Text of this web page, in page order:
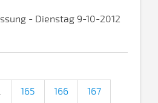
- Dienstag 9-10-2012
165 166
167